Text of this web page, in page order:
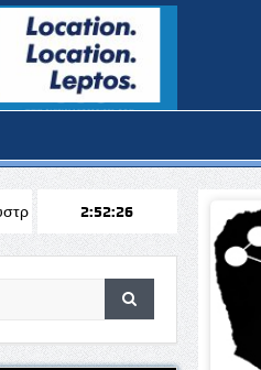
για το Europa League
2:52:28